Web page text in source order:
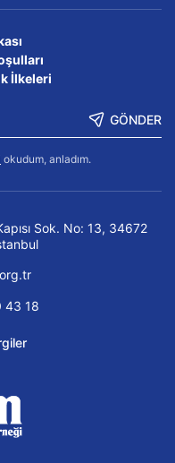
İlkeleri
GÖNDER
okudum, anladım.
Sok. No: 13, 34672
43 18